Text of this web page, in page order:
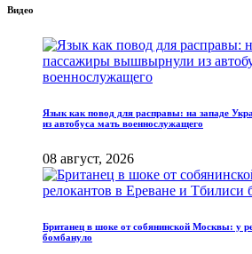
Видео
Язык как повод для расправы: на западе
из автобуса мать военнослужащего
08 август, 2026
Британец в шоке от собянинской Москвы: у
бомбануло